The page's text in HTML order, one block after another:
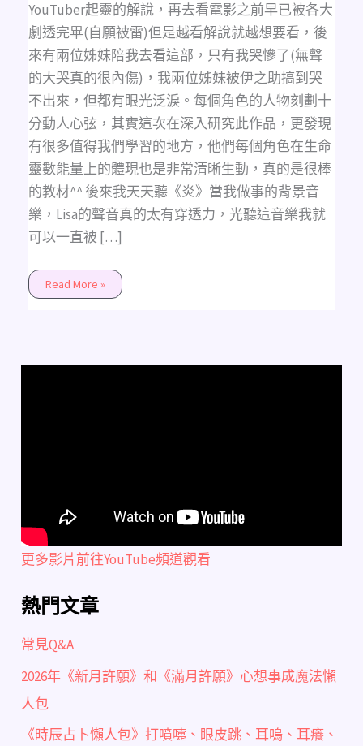
YouTuber起靈的解說，再去看電影之前早已被各大
劇透完畢(自願被雷)但是越看解說就越想要看，後
來有兩位姊妹陪我去看這部，只有我哭慘了(無聲
的大哭真的很內傷)，我兩位姊妹被伊之助搞到哭
不出來，但都有眼光泛淚。每個角色的人物刻劃十
分動人心弦，其實這次在深入研究此作品，更發現
有很多值得我們學習的地方，他們每個角色在生命
靈數能量上的體現也是非常清晰生動，真的是很棒
的教材^^ 後來我天天聽《炎》當我做事的背景音
樂，Lisa的聲音真的太有穿透力，光聽這音樂我就
可以一直被 […]
違
的
親
自
填
詞
中
文
翻
唱，
《炎》
的
中
文
版
翻
唱
望
大
家
歡
Read More »
更多影片前往YouTube頻道觀看
熱門文章
常見Q&A
2026年《新月許願》和《滿月許願》心想事成魔法懶
人包
《時辰占卜懶人包》打噴嚏、眼皮跳、耳鳴、耳癢、